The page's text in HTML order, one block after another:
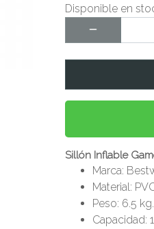
Disponible en
Sillón Inflable
Marca:
Material:
Peso: 6.5 kg.
Capacidad: